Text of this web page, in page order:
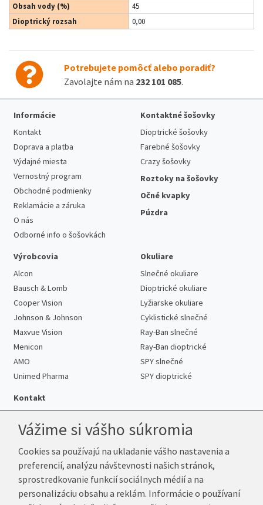
Obsah vody (%)
45
Dioptrický rozsah
0,00
Potrebujete pomôcť alebo poradiť?
Zavolajte nám na 232 101 085.
Informácie
Kontakt
Doprava a platba
Výdajné miesta
Vernostný program
Obchodné podmienky
Reklamácie a záruka
O nás
Odborné info o šošovkách
Kontaktné šošovky
Dioptrické šošovky
Farebné šošovky
Crazy šošovky
Roztoky na šošovky
Očné kvapky
Púzdra
Výrobcovia
Alcon
Bausch & Lomb
Cooper Vision
Johnson & Johnson
Maxvue Vision
Menicon
AMO
Unimed Pharma
Okuliare
Slnečné okuliare
Dioptrické okuliare
Lyžiarske okuliare
Cyklistické slnečné
Ray-Ban slnečné
Ray-Ban dioptrické
SPY slnečné
SPY dioptrické
Kontakt
Telefón:+421 222 205 863
E-mail:info@k-sosovky.sk
Reklamačná adresa
Vážime si vášho súkromia
Cookies sa používajú na ukladanie vášho nastavenia a
preferencií, analýzu návštevnosti našich stránok,
sprostredkovanie funkcií sociálnych médií a na
personalizáciu obsahu a reklám. Informácie o používaní